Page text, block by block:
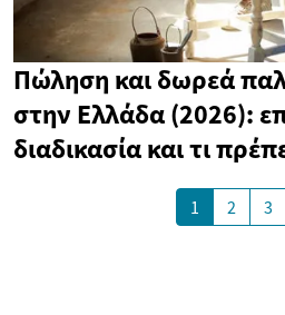
Πώληση και δωρεά
στην Ελλάδα (2026):
διαδικασία και τι
1 2 3